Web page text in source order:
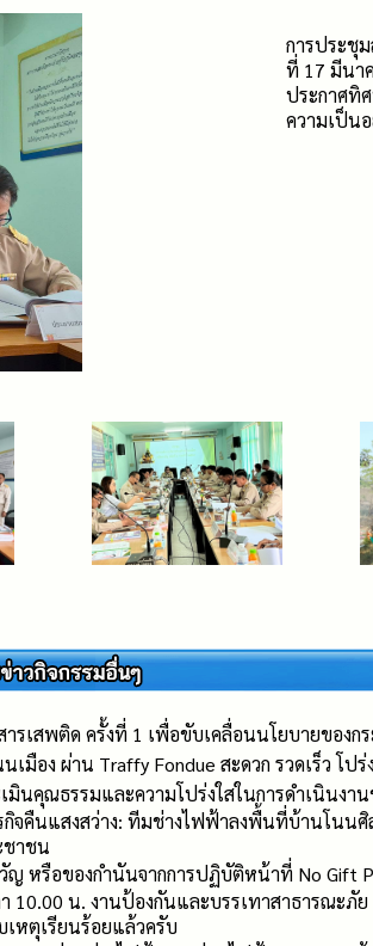
การประชุ
ที่ 17 มีนา
ประกาศทิ
ความเป็น
ารเสพติด ครั้งที่ 1 เพื่อขับเคลื่อนนโยบายขอ
เมือง ผ่าน Traffy Fondue สะดวก รวดเร็ว โป
มินคุณธรรมและความโปร่งใสในการดำเนินงา
จคืนแสงสว่าง: ทีมช่างไฟฟ้าลงพื้นที่บ้านโนน
ชาชน
ญ หรือของกำนันจากการปฏิบัติหน้าที่ No Gift
10.00 น. งานป้องกันและบรรเทาสาธารณะภั
เหตุเรียนร้อยแล้วครับ